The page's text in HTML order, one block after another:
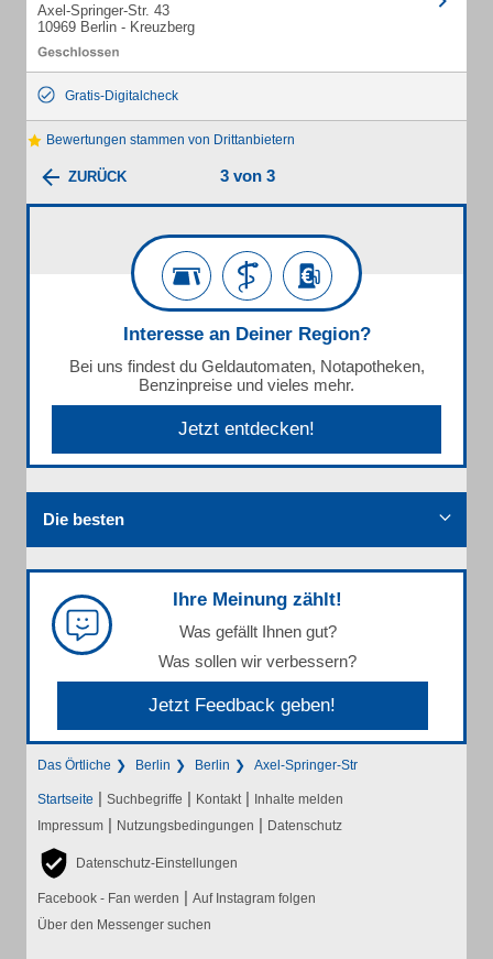
Axel-Springer-Str. 43
10969 Berlin - Kreuzberg
Gratis-Digitalcheck
Bewertungen stammen von Drittanbietern
ZURÜCK 3 von 3
Interesse an Deiner Region?
Bei uns findest du Geldautomaten, Notapotheken,
Benzinpreise und vieles mehr.
Jetzt entdecken!
Die besten
Ihre Meinung zählt!
Was gefällt Ihnen gut?
Was sollen wir verbessern?
Jetzt Feedback geben!
Das Örtliche Berlin Berlin Axel-Springer-Str
Startseite | Suchbegriffe | Kontakt | Inhalte melden
Impressum | Nutzungsbedingungen | Datenschutz
Datenschutz-Einstellungen
Facebook - Fan werden | Auf Instagram folgen
Über den Messenger suchen